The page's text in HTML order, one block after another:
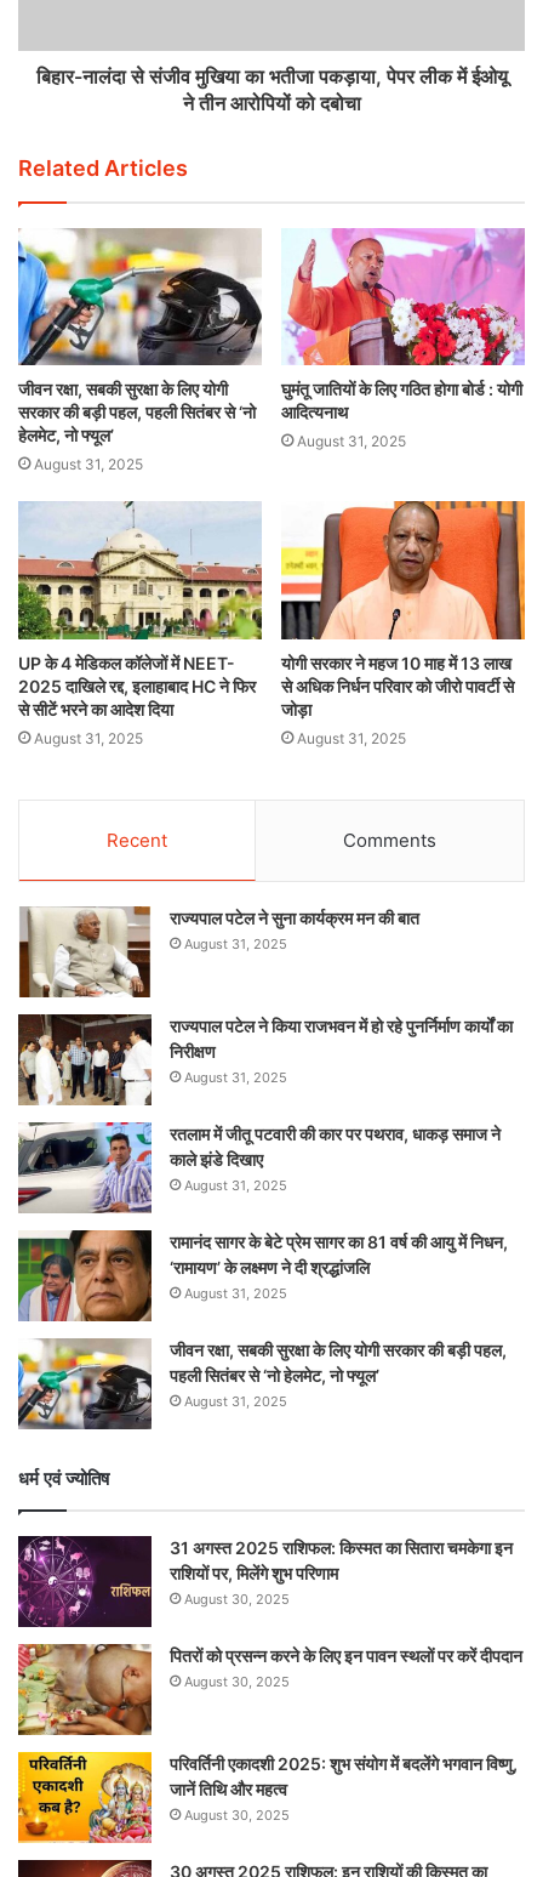
बिहार-नालंदा से संजीव मुखिया का भतीजा पकड़ाया, पेपर लीक में ईओयू
ने तीन आरोपियों को दबोचा
Related Articles
जीवन रक्षा, सबकी सुरक्षा के लिए योगी
सरकार की बड़ी पहल, पहली सितंबर से ‘नो
हेलमेट, नो फ्यूल’
August 31, 2025
घुमंतू जातियों के लिए गठित होगा बोर्ड : योगी
आदित्यनाथ
August 31, 2025
UP के 4 मेडिकल कॉलेजों में NEET-
2025 दाखिले रद्द, इलाहाबाद HC ने फिर
से सीटें भरने का आदेश दिया
August 31, 2025
योगी सरकार ने महज 10 माह में 13 लाख
से अधिक निर्धन परिवार को जीरो पावर्टी से
जोड़ा
August 31, 2025
Recent Comments
राज्यपाल पटेल ने सुना कार्यक्रम मन की बात
August 31, 2025
राज्यपाल पटेल ने किया राजभवन में हो रहे पुनर्निर्माण कार्यों का
निरीक्षण
August 31, 2025
रतलाम में जीतू पटवारी की कार पर पथराव, धाकड़ समाज ने
काले झंडे दिखाए
August 31, 2025
रामानंद सागर के बेटे प्रेम सागर का 81 वर्ष की आयु में निधन,
‘रामायण’ के लक्ष्मण ने दी श्रद्धांजलि
August 31, 2025
जीवन रक्षा, सबकी सुरक्षा के लिए योगी सरकार की बड़ी पहल,
पहली सितंबर से ‘नो हेलमेट, नो फ्यूल’
August 31, 2025
धर्म एवं ज्योतिष
31 अगस्त 2025 राशिफल: किस्मत का सितारा चमकेगा इन
राशियों पर, मिलेंगे शुभ परिणाम
August 30, 2025
पितरों को प्रसन्न करने के लिए इन पावन स्थलों पर करें दीपदान
August 30, 2025
परिवर्तिनी एकादशी 2025: शुभ संयोग में बदलेंगे भगवान विष्णु,
जानें तिथि और महत्व
August 30, 2025
30 अगस्त 2025 राशिफल: इन राशियों की किस्मत का